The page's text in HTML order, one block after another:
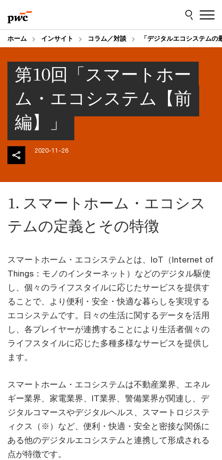
to
content
to
footer
ホーム インサイト コラム／対談 「デジタルエコシステムの
第10回「スマートホー
ム・エコシステム【前
編】」
2020-11-26
1. スマートホーム・エコシス
テムの定義とその特徴
スマートホーム・エコシステムとは、IoT（Internet of
Things：モノのインターネット）などのデジタル駆使
し、個々のライフスタイルに応じたサービスを提供す
ることで、より便利・安全・快適な暮らしを実現する
エコシステムです。日々の生活に関するデータを活用
し、各プレイヤーが連携することにより生活者個々の
ライフスタイルに応じた多種多様なサービスを提供し
ます。
スマートホーム・エコシステムは不動産業界、エネル
ギー業界、家電業界、IT業界、警備業界が関連し、デ
ジタルコマースやデジタルヘルス、スマートロジステ
ィクス（※）など、便利・快適・安全と密接な関係に
ある他のデジタルエコシステムと連携して形成される
点が特徴です。